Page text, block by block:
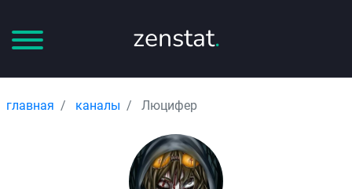
zenstat.
главная каналы Люцифер